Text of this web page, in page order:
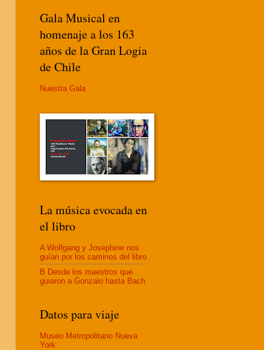
Gala Musical en
homenaje a los 163
años de la Gran Logia
de Chile
Nuestra Gala
La música evocada en
el libro
A Wolfgang y Josephine nos
guían por los caminos del libro
B Desde los maestros que
guiaron a Gonzalo hasta Bach
Datos para viaje
Museo Metropolitano Nueva
York